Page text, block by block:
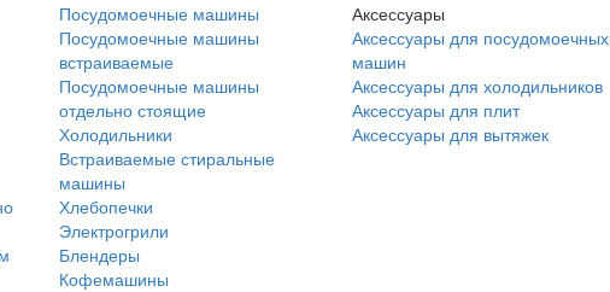
Посудомоечные машины
Посудомоечные машины
встраиваемые
Посудомоечные машины
отдельно стоящие
Холодильники
Встраиваемые стиральные
машины
Хлебопечки
Электрогрили
Блендеры
Кофемашины
Аксессуары
Аксессуары для посудомоечных
машин
Аксессуары для холодильников
Аксессуары для плит
Аксессуары для вытяжек